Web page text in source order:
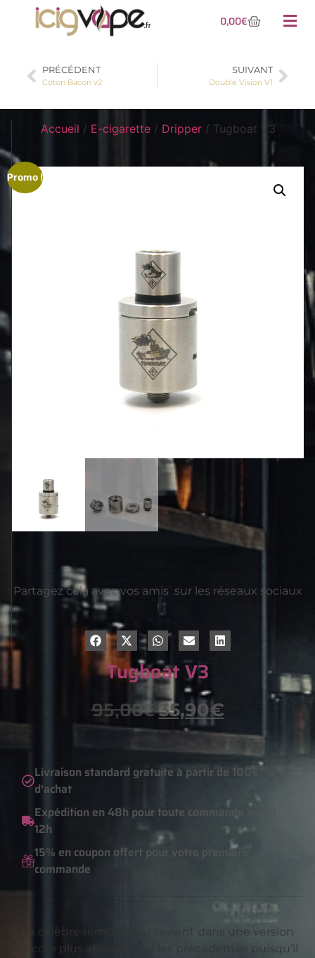
0,00€
PRÉCÉDENT
Coton Bacon v2
SUIVANT
Double Vision V1
Tugboat V3
95,00€35,90€
Livraison standard gratuite à partir de 100€
d'achat
Expédition en 48h pour toute commande avant
12h
15% en coupon offert pour votre première
commande
Le célèbre remorqueur revient dans une version
encore plus aboutie que les précédentes puisqu’il
Accueil / E-cigarette/ Dripper/ Tugboat V3
Promo !
Partagez cela avec vos amis sur les réseaux sociaux
!